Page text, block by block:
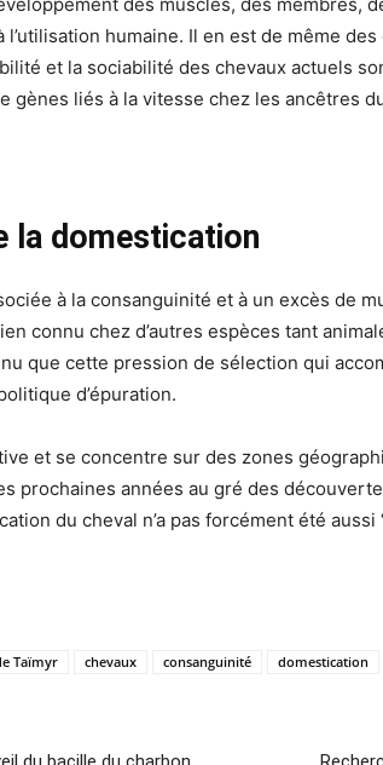
des muscles, des membres,
humaine. Il en est de même
et la sociabilité des chevaux actuels
gènes liés à la vitesse chez les ancêtres
la domestication
à la consanguinité et à un excès de
connu chez d’autres espèces tant
que cette pression de sélection qui
d’épuration.
et se concentre sur des zones
prochaines années au gré des
du cheval n’a pas forcément été aussi
Taïmyr chevaux consanguinité domestication